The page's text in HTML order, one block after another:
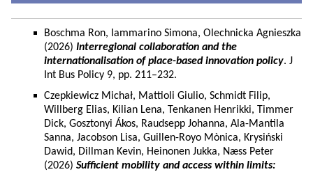
Boschma Ron, Iammarino Simona, Olechnicka Agnieszka
(2026) Interregional collaboration and the
internationalisation of place-based innovation policy. J
Int Bus Policy 9, pp. 211–232.
Czepkiewicz Michał, Mattioli Giulio, Schmidt Filip,
Willberg Elias, Kilian Lena, Tenkanen Henrikki, Timmer
Dick, Gosztonyi Ákos, Raudsepp Johanna, Ala-Mantila
Sanna, Jacobson Lisa, Guillen-Royo Mònica, Krysiński
Dawid, Dillman Kevin, Heinonen Jukka, Næss Peter
(2026) Sufficient mobility and access within limits: